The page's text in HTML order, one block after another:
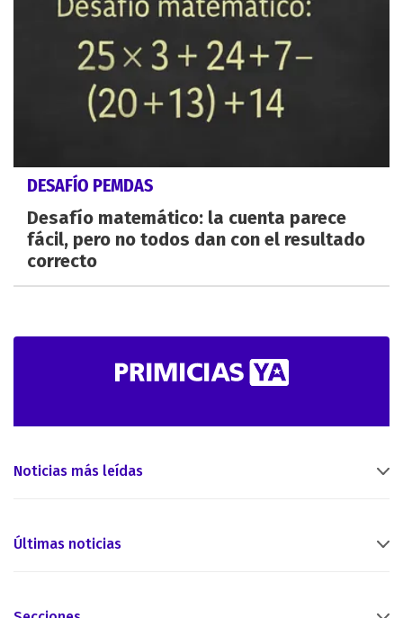
DESAFÍO PEMDAS
Desafío matemático: la cuenta parece
fácil, pero no todos dan con el resultado
correcto
Noticias más leídas
Últimas noticias